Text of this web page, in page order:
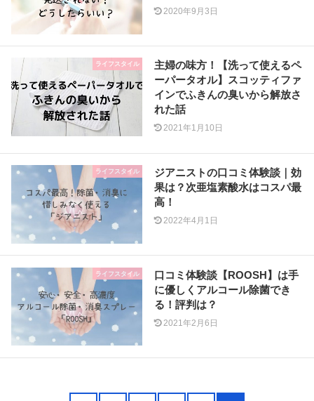
2020年9月3日
ライフスタイル
主婦の味方！【洗って使えるペ
ーパータオル】スコッティファ
インでふきんの臭いから解放さ
れた話
2021年1月10日
ライフスタイル
ジアニストの口コミ体験談｜効
果は？次亜塩素酸水はコスパ最
高！
2022年4月1日
ライフスタイル
口コミ体験談【ROOSH】は手
に優しくアルコール除菌でき
る！評判は？
2021年2月6日